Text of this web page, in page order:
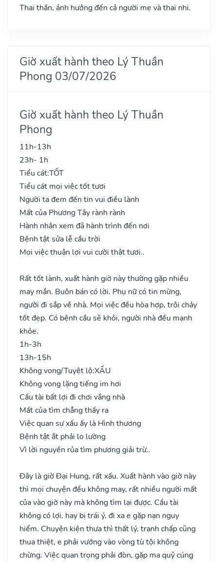
Thai thần, ảnh hưởng đến cả người mẹ và thai nhi.
Giờ xuất hành theo Lý Thuần
Phong 03/07/2026
Giờ xuất hành theo Lý Thuần
Phong
11h-13h
23h- 1h
Tiểu cát:TỐT
Tiểu cát mọi việc tốt tươi
Người ta đem đến tin vui điều lành
Mất của Phương Tây rành rành
Hành nhân xem đã hành trình đến nơi
Bệnh tật sửa lễ cầu trời
Mọi việc thuận lợi vui cười thật tươi..
Rất tốt lành, xuất hành giờ này thường gặp nhiều
may mắn. Buôn bán có lời. Phụ nữ có tin mừng,
người đi sắp về nhà. Mọi việc đều hòa hợp, trôi chảy
tốt đẹp. Có bệnh cầu sẽ khỏi, người nhà đều mạnh
khỏe.
1h-3h
13h-15h
Không vong/Tuyệt lộ:XẤU
Không vong lặng tiếng im hơi
Cầu tài bất lợi đi chơi vắng nhà
Mất của tìm chẳng thấy ra
Việc quan sự xấu ấy là Hình thương
Bệnh tật ắt phải lo lường
Vì lời nguyền rủa tìm phương giải trừ..
Đây là giờ Đại Hung, rất xấu. Xuất hành vào giờ này
thì mọi chuyện đều không may, rất nhiều người mất
của vào giờ này mà không tìm lại được. Cầu tài
không có lợi, hay bị trái ý, đi xa e gặp nạn nguy
hiểm. Chuyện kiện thưa thì thất lý, tranh chấp cũng
thua thiệt, e phải vướng vào vòng tù tội không
chừng. Việc quan trọng phải đòn, gặp ma quỷ cúng